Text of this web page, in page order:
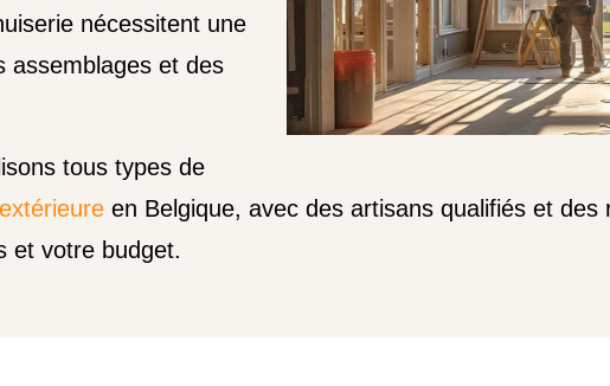
nécessitent une
assemblages et des
tous types de
extérieure en Belgique, avec des artisans qualifiés et des
et votre budget.